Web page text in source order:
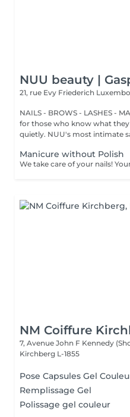
NUU beauty |
21, rue Evy Friederich
NAILS - BROWS - LASHES -
for those who know what
quietly. NUU's most intimate
Manicure without Polish
NM Coiffure
7, Avenue John F Kennedy
Kirchberg L-1855
Pose Capsules Gel
Remplissage Gel
Polissage gel couleur